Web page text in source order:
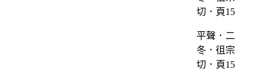
平聲．二
冬．徂宗
切．頁15